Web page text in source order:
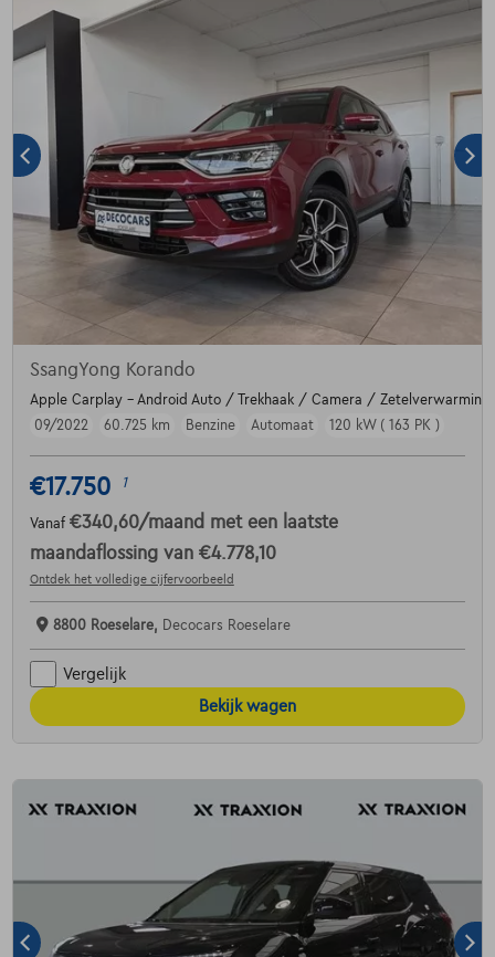
SsangYong Korando
Apple Carplay - Android Auto / Trekhaak / Camera /
09/2022
60.725 km Benzine Automaat 120 kW ( 163 PK )
€17.750 1
Vanaf €340,60/maand met een laatste
maandaflossing van €4.778,10
Ontdek het volledige cijfervoorbeeld
8800 Roeselare, Decocars Roeselare
Vergelijk
Bekijk wagen